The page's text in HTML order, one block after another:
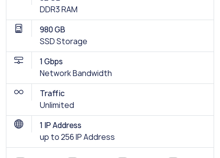
DDR3 RAM
980 GB
SSD Storage
1 Gbps
Network Bandwidth
Traffic
Unlimited
1 IP Address
up to 256 IP Address